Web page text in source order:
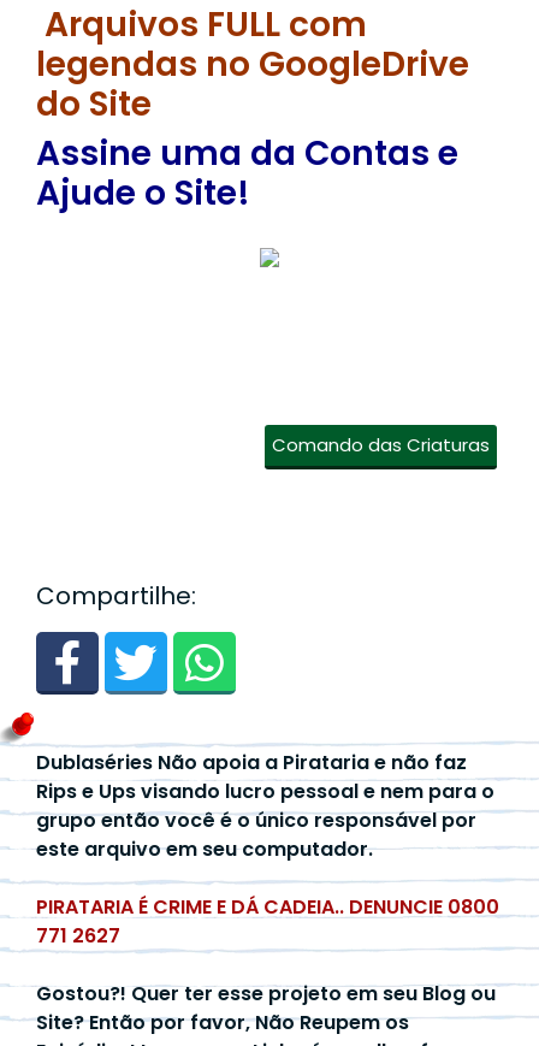
Arquivos FULL com
legendas no GoogleDrive
do Site
Assine uma da Contas e
Ajude o Site!
Comando das Criaturas
Compartilhe:
Dublaséries Não apoia a Pirataria e não faz
Rips e Ups visando lucro pessoal e nem para o
grupo então você é o único responsável por
este arquivo em seu computador.
PIRATARIA É CRIME E DÁ CADEIA.. DENUNCIE 0800
771 2627
Gostou?! Quer ter esse projeto em seu Blog ou
Site? Então por favor, Não Reupem os